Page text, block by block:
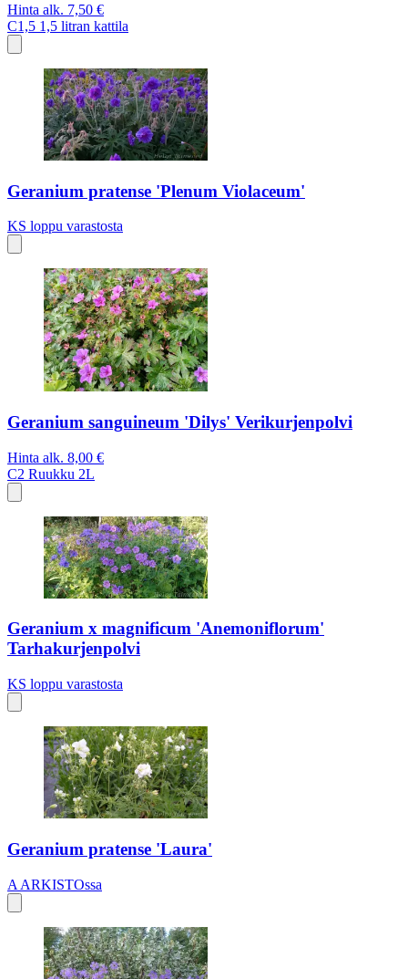
Hinta alk. 7,50 €
C1,5 1,5 litran kattila
Geranium pratense 'Plenum Violaceum'
KS loppu varastosta
Geranium sanguineum 'Dilys' Verikurjenpolvi
Hinta alk. 8,00 €
C2 Ruukku 2L
Geranium x magnificum 'Anemoniflorum'
Tarhakurjenpolvi
KS loppu varastosta
Geranium pratense 'Laura'
A ARKISTOssa